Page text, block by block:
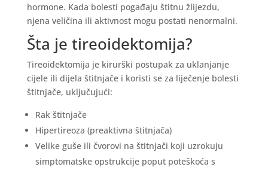
hormone. Kada bolesti pogađaju štitnu žlijezdu,
njena veličina ili aktivnost mogu postati nenormalni.
Šta je tireoidektomija?
Tireoidektomija je kirurški postupak za uklanjanje
cijele ili dijela štitnjače i koristi se za liječenje bolesti
štitnjače, uključujući:
Rak štitnjače
Hipertireoza (preaktivna štitnjača)
Velike guše ili čvorovi na štitnjači koji uzrokuju
simptomatske opstrukcije poput poteškoća s